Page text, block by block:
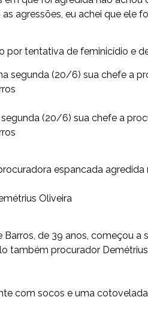
agressões, eu achei que ele
por tentativa de feminicídio e
(20/6) sua chefe a
espancada agredida
Oliveira
com socos e uma